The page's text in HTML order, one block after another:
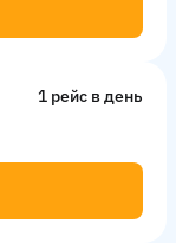
1 рейс в день